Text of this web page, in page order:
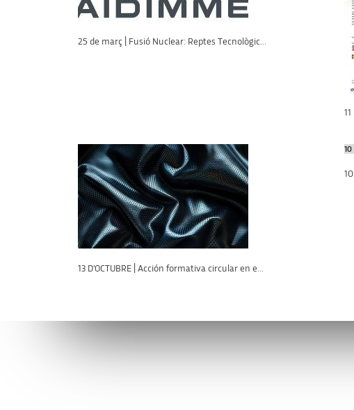
25 de març | Fusió Nuclear: Reptes Tecnològic...
13 D'OCTUBRE | Acción formativa circular en e...
10